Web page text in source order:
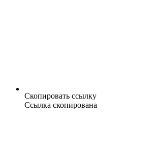
Скопировать ссылку
Ссылка скопирована